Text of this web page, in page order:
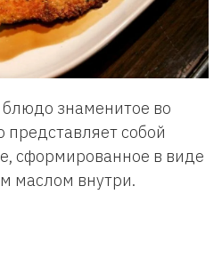
знаменитое во
собой
сформированное в виде
маслом внутри.